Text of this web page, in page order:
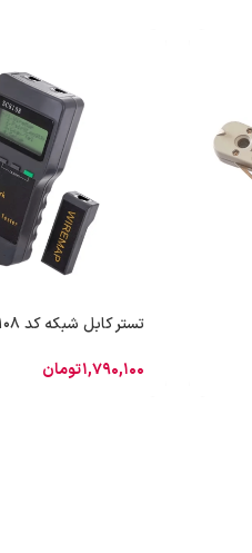
تستر کابل شبکه کد SC8108
1,790,100تومان